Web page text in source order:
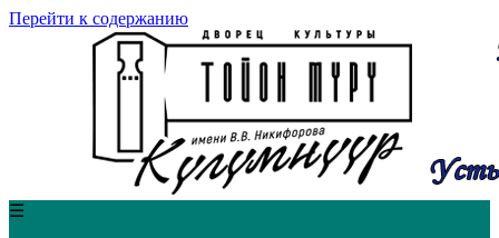
Перейти к содержанию
☰